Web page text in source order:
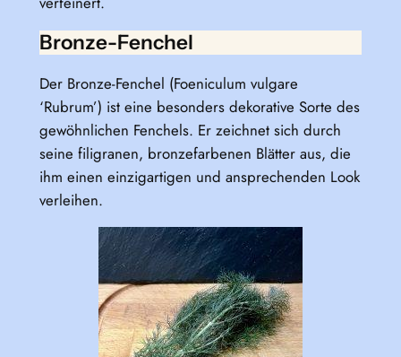
Bronze-Fenchel
Der Bronze-Fenchel (Foeniculum vulgare
‘Rubrum’) ist eine besonders dekorative Sorte des
gewöhnlichen Fenchels. Er zeichnet sich durch
seine filigranen, bronzefarbenen Blätter aus, die
ihm einen einzigartigen und ansprechenden Look
verleihen.